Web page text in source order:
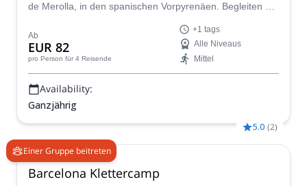
de Merolla, in den spanischen Vorpyrenäen. Begleiten Sie
Ab
EUR 82
pro Person für 4 Reisende
+1 tags
Alle Niveaus
Mittel
Availability:
Ganzjährig
Einer Gruppe beitreten
5.0 (2)
Barcelona Klettercamp